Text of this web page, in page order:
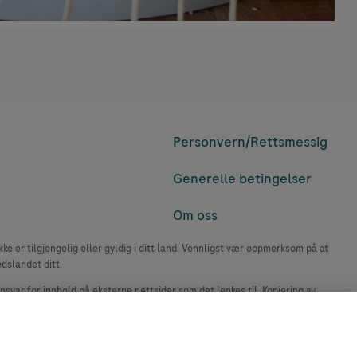
Personvern/Rettsmessig
Generelle betingelser
Om oss
er tilgjengelig eller gyldig i ditt land. Vennligst vær oppmerksom på at
ditt.
for innhold på eksterne nettsider som det lenkes til. Kopiering av